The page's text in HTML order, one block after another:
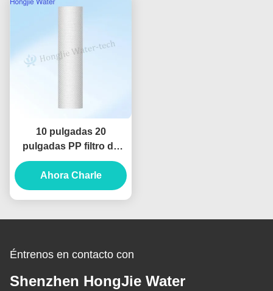
10 pulgadas 20
pulgadas PP filtro de
carbono activado de
núcleo de algodón para
el sistema de filtro de
Ahora Charle
Éntrenos en contacto con
Shenzhen HongJie Water